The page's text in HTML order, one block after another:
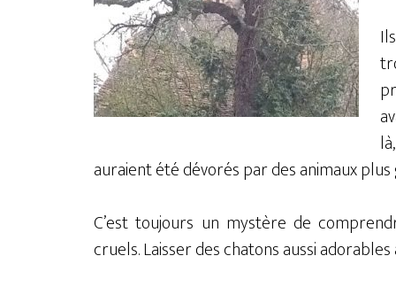
auraient été dévorés par des animaux
C’est toujours un mystère de
cruels. Laisser des chatons aussi